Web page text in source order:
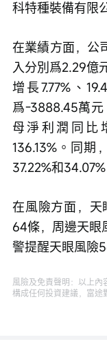
科特種裝備有限
在業績方面，公
入分別爲2.29億
增長7.77%、
爲-3888.45萬
母淨利潤同比
136.13%。同期
37.22%和34.07%
在風險方面，天
64條，周邊天眼
警提醒天眼風險
風險及免責聲明：以上內
構成任何投資建議，富途